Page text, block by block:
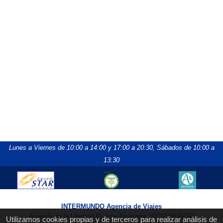
Utilizamos cookies propias y de terceros para realizar análisis de
Lunes a Viernes de 10:00 a 14:00 y 17:00 a 20:30, Sábados de 10:00 a
13:30
INTERMUNDO Agencia de Viajes
Avenida de la Libertad 81, Los Alcázares 30710 MURCIA